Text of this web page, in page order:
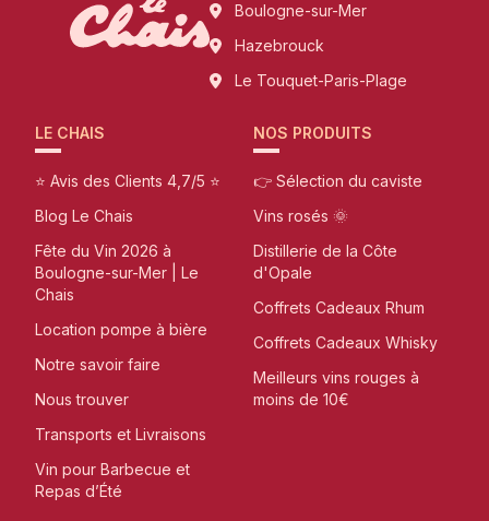
Boulogne-sur-Mer
Hazebrouck
Le Touquet-Paris-Plage
LE CHAIS
⭐ Avis des Clients 4,7/5 ⭐
Blog Le Chais
Fête du Vin 2026 à
Boulogne-sur-Mer | Le
Chais
Location pompe à bière
Notre savoir faire
Nous trouver
Transports et Livraisons
Vin pour Barbecue et
Repas d’Été
NOS PRODUITS
👉 Sélection du caviste
Vins rosés 🌞
Distillerie de la Côte
d'Opale
Coffrets Cadeaux Rhum
Coffrets Cadeaux Whisky
Meilleurs vins rouges à
moins de 10€